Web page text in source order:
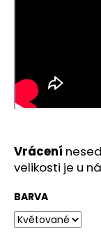
Vrácení
velikosti je u
BARVA